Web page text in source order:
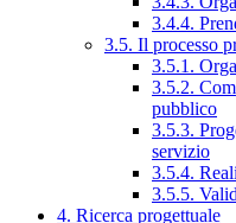
3.4.4.
3.5. Il processo
3.5.1.
3.5.2.
pubblico
3.5.3.
servizio
3.5.4.
3.5.5.
4. Ricerca progettuale